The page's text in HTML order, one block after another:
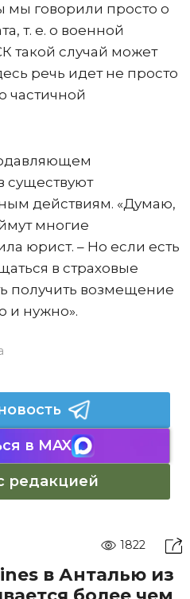
мы говорили просто о
т. е. о военной
такой случай может
речь идет не просто
частичной
существуют
действиям. «Думаю,
многие
юрист. – Но если есть
в страховые
получить возмещение
и нужно».
в MAX
редакцией
1822
в Анталью из